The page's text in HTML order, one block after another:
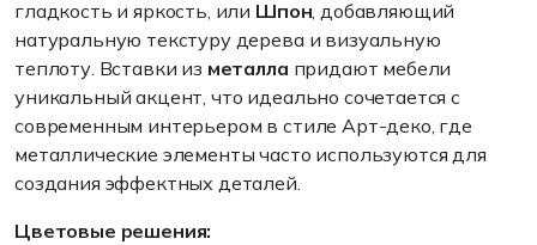
гладкость и яркость, или Шпон, добавляющий
натуральную текстуру дерева и визуальную
теплоту. Вставки из металлапридают мебели
уникальный акцент, что идеально сочетается с
современным интерьером в стиле Арт-деко, где
металлические элементы часто используются для
создания эффектных деталей.
Цветовые решения: